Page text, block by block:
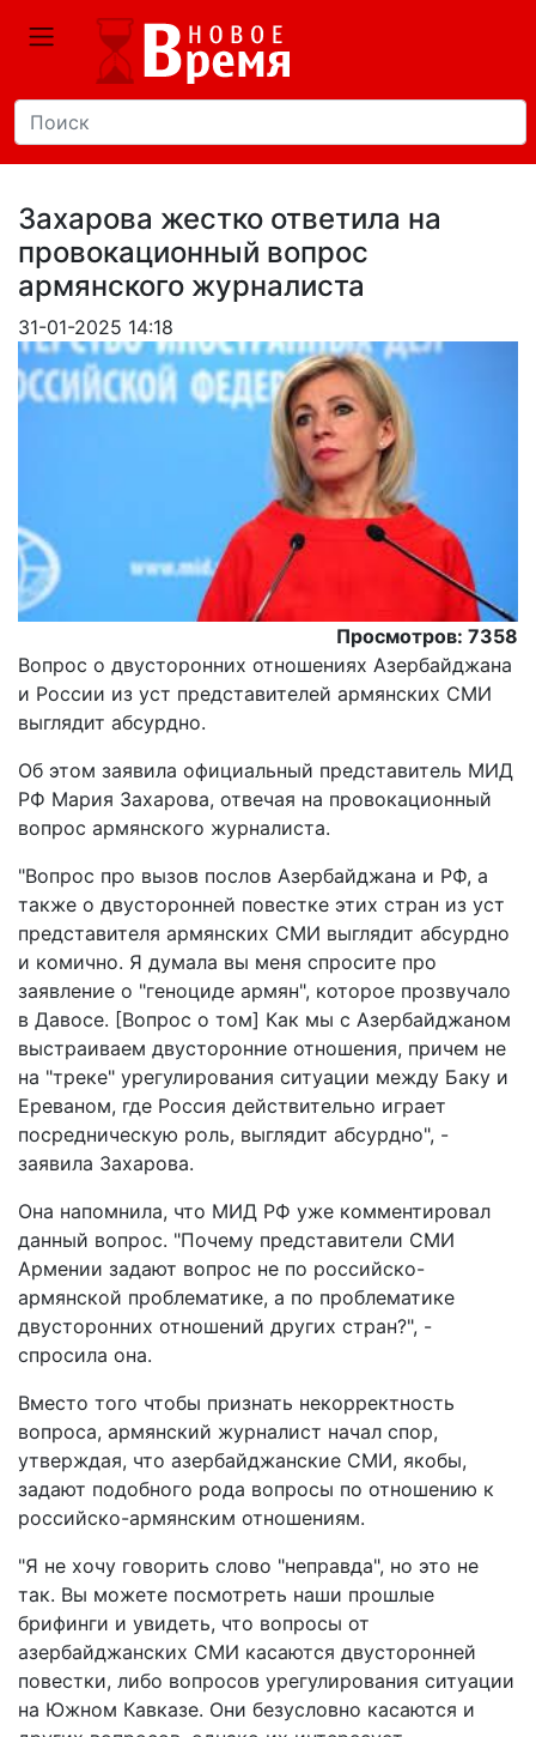
Захарова жестко ответила на
провокационный вопрос
армянского журналиста
31-01-2025 14:18
Просмотров: 7358
Вопрос о двусторонних отношениях Азербайджана
и России из уст представителей армянских СМИ
выглядит абсурдно.
Oб этом заявила официальный представитель МИД
РФ Мария Захарова, отвечая на провокационный
вопрос армянского журналиста.
"Вопрос про вызов послов Азербайджана и РФ, а
также о двусторонней повестке этих стран из уст
представителя армянских СМИ выглядит абсурдно
и комично. Я думала вы меня спросите про
заявление о "геноциде армян", которое прозвучало
в Давосе. [Вопрос о том] Как мы с Азербайджаном
выстраиваем двусторонние отношения, причем не
на "треке" урегулирования ситуации между Баку и
Ереваном, где Россия действительно играет
посредническую роль, выглядит абсурдно", -
заявила Захарова.
Она напомнила, что МИД РФ уже комментировал
данный вопрос. "Почему представители СМИ
Армении задают вопрос не по российско-
армянской проблематике, а по проблематике
двусторонних отношений других стран?", -
спросила она.
Вместо того чтобы признать некорректность
вопроса, армянский журналист начал спор,
утверждая, что азербайджанские СМИ, якобы,
задают подобного рода вопросы по отношению к
российско-армянским отношениям.
"Я не хочу говорить слово "неправда", но это не
так. Вы можете посмотреть наши прошлые
брифинги и увидеть, что вопросы от
азербайджанских СМИ касаются двусторонней
повестки, либо вопросов урегулирования ситуации
на Южном Кавказе. Они безусловно касаются и